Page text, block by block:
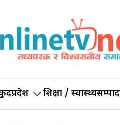
प्रदेश शिक्षा / स्वास्थ्य